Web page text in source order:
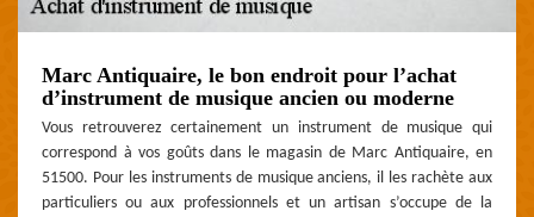
Marc Antiquaire, le bon endroit pour l’achat
d’instrument de musique ancien ou moderne
Vous retrouverez certainement un instrument de musique qui
correspond à vos goûts dans le magasin de Marc Antiquaire, en
51500. Pour les instruments de musique anciens, il les rachète aux
particuliers ou aux professionnels et un artisan s’occupe de la